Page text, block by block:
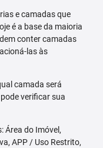
e camadas que
é a base da maioria
conter camadas
las às
camada será
verificar sua
Área do Imóvel,
APP / Uso Restrito,